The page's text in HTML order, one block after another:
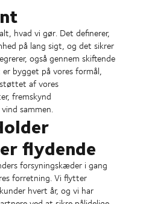
hvad vi gør. Det definerer,
på lang sigt, og det sikrer
også gennem skiftende
bygget på vores formål,
af vores
fremskynd
sammen.
flydende
forsyningskæder i gang
forretning. Vi flytter
hvert år, og vi har